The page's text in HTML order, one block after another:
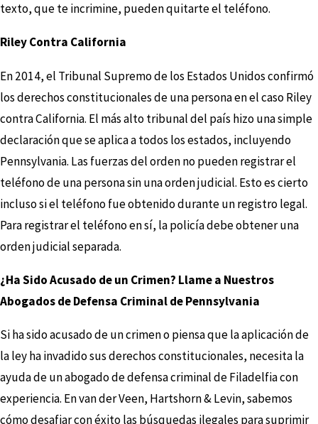
texto, que te incrimine, pueden quitarte el teléfono.
Riley Contra California
En 2014, el Tribunal Supremo de los Estados Unidos confirmó
los derechos constitucionales de una persona en el caso Riley
contra California. El más alto tribunal del país hizo una simple
declaración que se aplica a todos los estados, incluyendo
Pennsylvania. Las fuerzas del orden no pueden registrar el
teléfono de una persona sin una orden judicial. Esto es cierto
incluso si el teléfono fue obtenido durante un registro legal.
Para registrar el teléfono en sí, la policía debe obtener una
orden judicial separada.
¿Ha Sido Acusado de un Crimen? Llame a Nuestros
Abogados de Defensa Criminal de Pennsylvania
Si ha sido acusado de un crimen o piensa que la aplicación de
la ley ha invadido sus derechos constitucionales, necesita la
ayuda de un abogado de defensa criminal de Filadelfia con
experiencia. En van der Veen, Hartshorn & Levin, sabemos
cómo desafiar con éxito las búsquedas ilegales para suprimir